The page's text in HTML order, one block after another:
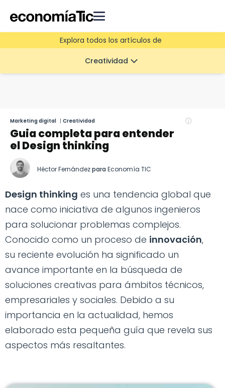
Explora todos los artículos de
Creatividad
Marketing digital | Creatividad
Guia completa para entender
el Design thinking
Héctor Fernándezpara Economía TIC
Design thinking es una tendencia global que
nace como iniciativa de algunos ingenieros
para solucionar problemas complejos.
Conocido como un proceso de innovación,
su reciente evolución ha significado un
avance importante en la búsqueda de
soluciones creativas para ámbitos técnicos,
empresariales y sociales. Debido a su
importancia en la actualidad, hemos
elaborado esta pequeña guía que revela sus
aspectos más resaltantes.